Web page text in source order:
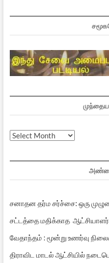
முந்தைய
முந்தைய
சனாதன தர்ம சர்ச்சை: ஒரு
சட்டத்தை மதிக்காத
வேதாந்தம் : மூன்று உணர்வு
திராவிட மாடல் ஆட்சியில்